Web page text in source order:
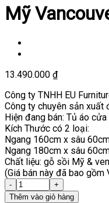
Mỹ
13.490.000 ₫
Công ty TNHH EU
Công ty chuyên sản xuất
Hiện đang bán: Tủ áo
Kích Thước có 2 loại:
Ngang 160cm x sâu
Ngang 180cm x sâu
Chất liệu: gỗ sồi Mỹ &
(Giá bán này đã bao gồm
Thêm vào giỏ hàng